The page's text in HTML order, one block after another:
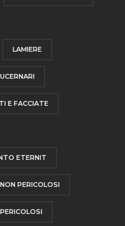
LAMIERE
E FACCIATE
ETERNIT
PERICOLOSI